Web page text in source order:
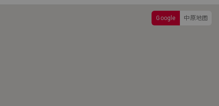
Google 中原地图